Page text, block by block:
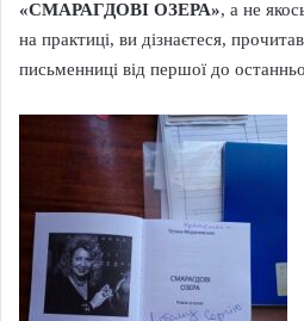
«СМАРАГДОВІ ОЗЕРА», а не
на практиці, ви дізнаєтеся,
письменниці від першої до